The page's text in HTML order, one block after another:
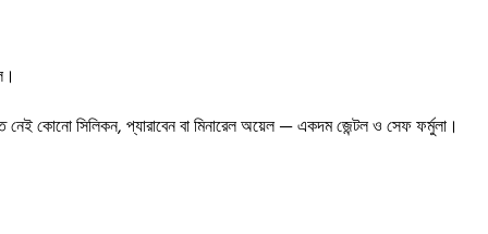
কোনো সিলিকন, প্যারাবেন বা মিনারেল অয়েল — একদম জেন্টল ও সেফ ফর্মুলা।